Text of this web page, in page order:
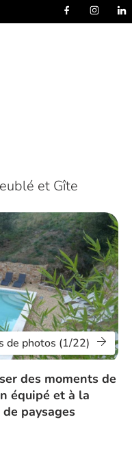
et Gîte
de photos (1/22)
des moments de
équipé et à la
paysages